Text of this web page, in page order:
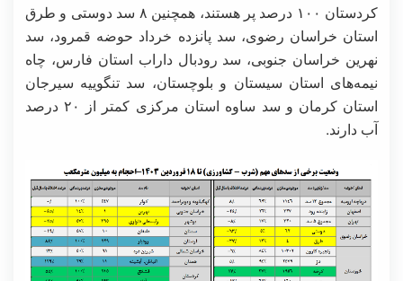
کردستان ۱۰۰ درصد پر هستند، همچنین ۸ سد دوستی و طرق
استان خراسان رضوی، سد پانزده خرداد حوضه قمرود، سد
نهرین خراسان جنوبی، سد رودبال داراب استان فارس، چاه
نیمه‌های استان سیستان و بلوچستان، سد تنگوییه سیرجان
استان کرمان و سد ساوه استان مرکزی کمتر از ۲۰ درصد
آب دارند.